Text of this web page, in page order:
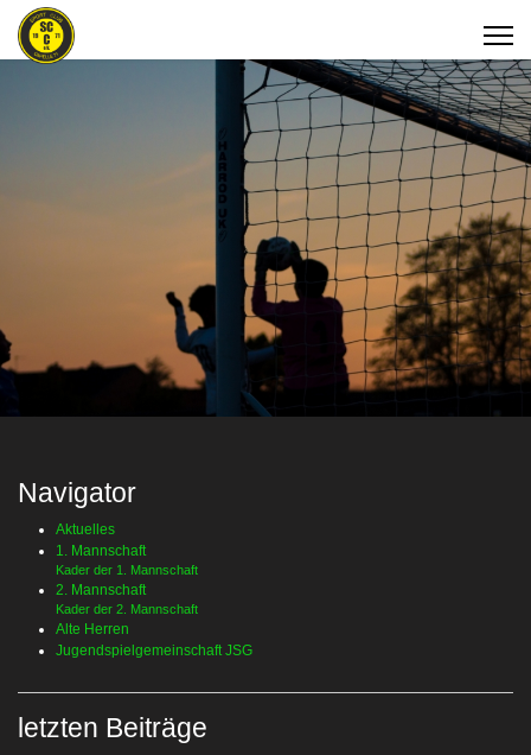
Navigator
Aktuelles
1. Mannschaft
Kader der 1. Mannschaft
2. Mannschaft
Kader der 2. Mannschaft
Alte Herren
Jugendspielgemeinschaft JSG
letzten Beiträge